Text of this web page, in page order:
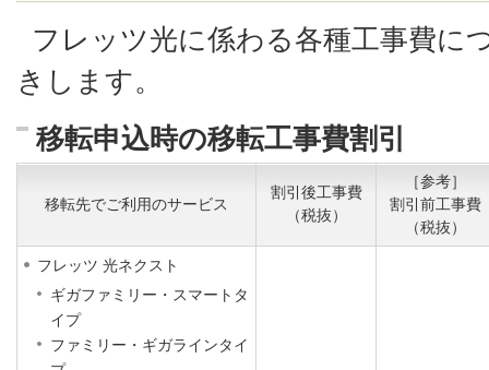
フレッツ光に係わる各種工事費に
きします。
移転申込時の移転工事費割引
移転先でご利用のサービス
割引後工事費
（税抜）
［参考］
割引前工事費
（税抜）
フレッツ 光ネクスト
ギガファミリー・スマートタ
イプ
ファミリー・ギガラインタイ